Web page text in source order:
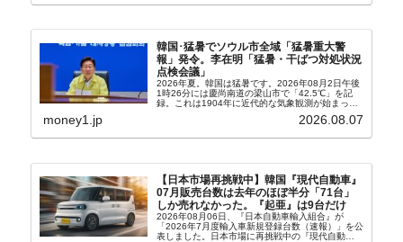
韓国･猛暑でソウル市全域「猛暑重大警
報」発令。李在明「猛暑・干ばつ対処状況
点検会議」
2026年夏。韓国は猛暑です。2026年08月2日午後
1時26分には慶尚南道の梁山市で「42.5℃」を記
録。これは1904年に近代的な気象観測が始まって
ウル市全域への「猛暑重大警報」が発令され...
money1.jp 2026.08.07
【日本市場再挑戦中】韓国『現代自動車』
07月販売台数は去年のほぼ半分「71台」
しか売れなかった。『起亜』は9台だけ
2026年08月06日、『日本自動車輸入組合』が
「2026年7月度輸入車新規登録台数（速報）」を公
表しました。日本市場に再挑戦中の『現代自動